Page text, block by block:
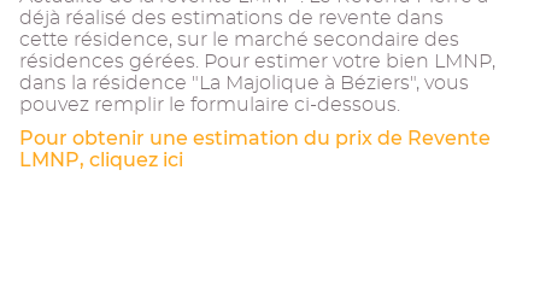
déjà réalisé des estimations de revente dans
cette résidence, sur le marché secondaire des
résidences gérées. Pour estimer votre bien LMNP,
dans la résidence "La Majolique à Béziers", vous
pouvez remplir le formulaire ci-dessous.
Pour obtenir une estimation du prix de Revente
LMNP, cliquez ici